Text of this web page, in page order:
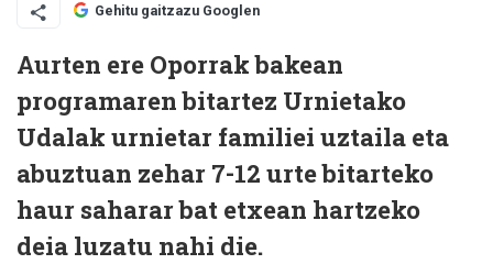
Gehitu gaitzazu Googlen
Aurten ere Oporrak bakean
programaren bitartez Urnietako
Udalak urnietar familiei uztaila eta
abuztuan zehar 7-12 urte bitarteko
haur saharar bat etxean hartzeko
deia luzatu nahi die.